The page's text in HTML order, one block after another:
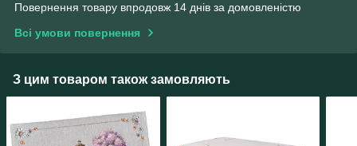
Повернення товару впродовж 14 днів за домовленістю
Всі умови повернення
З цим товаром також замовляють